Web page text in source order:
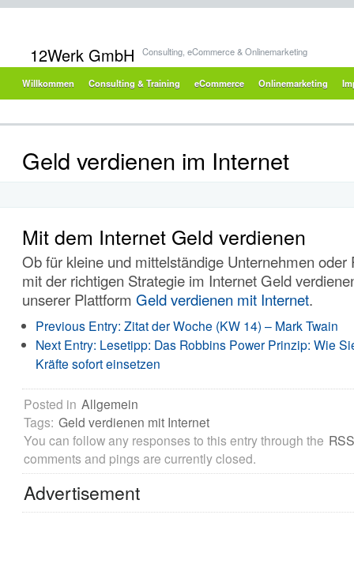
12Werk GmbH Consulting, eCommerce & Onlinemarketing
Willkommen Consulting & Training eCommerce Onlinemarketing
Geld verdienen im Internet
Mit dem Internet Geld verdienen
Ob für kleine und mittelständige Unternehmen oder
mit der richtigen Strategie im Internet Geld
unserer Plattform Geld verdienen mit Internet.
Previous Entry: Zitat der Woche (KW 14) – Mark Twain
Next Entry: Lesetipp: Das Robbins Power Prinzip: Wie
Kräfte sofort einsetzen
Posted in Allgemein
Tags: Geld verdienen mit Internet
You can follow any responses to this entry through the
comments and pings are currently closed.
Advertisement